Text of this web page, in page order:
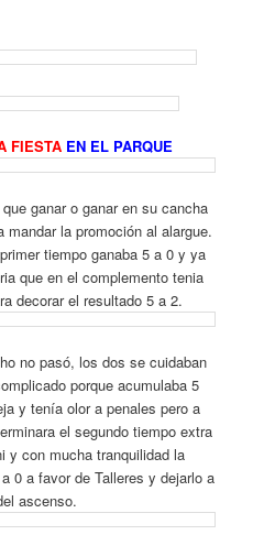
FIESTA EN EL PARQUE
ganar o ganar en su cancha
la promoción al alargue.
tiempo ganaba 5 a 0 y ya
que en el complemento tenia
decorar el resultado 5 a 2.
no pasó, los dos se cuidaban
porque acumulaba 5
y tenía olor a penales pero a
el segundo tiempo extra
y con mucha tranquilidad la
0 a favor de Talleres y dejarlo a
ascenso.